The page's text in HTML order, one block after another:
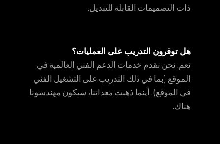
ذات التصميمات القابلة للتبديل.
هل توفرون التدريب على العمليات؟
نعم. نحن نقدم خدمات الدعم الفني العالمية في
الموقع (بما في ذلك التدريب على التشغيل الفني
في الموقع). أينما ذهبت معداتنا، سيكون مهندسونا
هناك.